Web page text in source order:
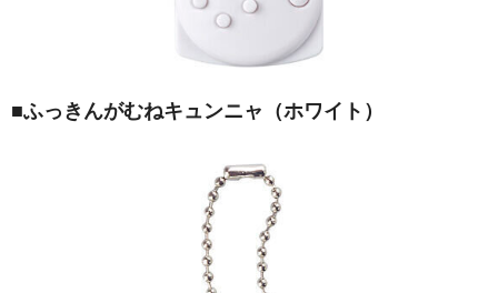
■ふっきんがむねキュンニャ（ホワイト）